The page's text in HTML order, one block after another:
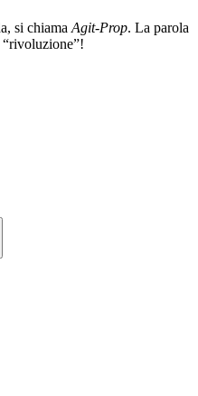
si chiama Agit-Prop. La parola
“rivoluzione”!